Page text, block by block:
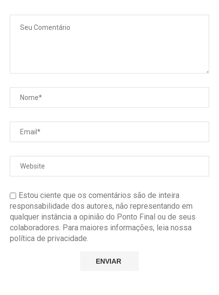
Estou ciente que os comentários são de inteira
responsabilidade dos autores, não representando em
qualquer instância a opinião do Ponto Final ou de seus
colaboradores. Para maiores informações, leia nossa
política de privacidade.